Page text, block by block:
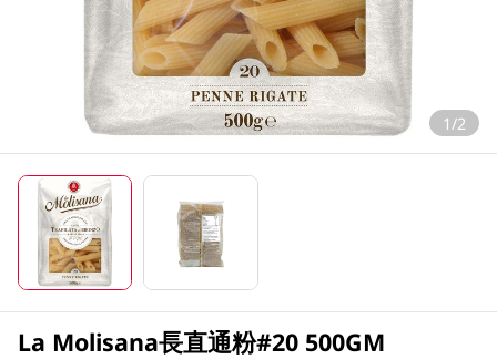
1/2
La Molisana長直通粉#20 500GM